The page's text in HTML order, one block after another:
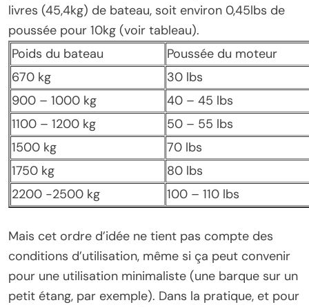
livres (45,4kg) de bateau, soit environ 0,45lbs de
poussée pour 10kg (voir tableau).
Poids du bateau
Poussée du moteur
670 kg
30 lbs
900 – 1000 kg
40 – 45 lbs
1100 – 1200 kg
50 – 55 lbs
1500 kg
70 lbs
1750 kg
80 lbs
2200 -2500 kg
100 – 110 lbs
Mais cet ordre d’idée ne tient pas compte des
conditions d’utilisation, même si ça peut convenir
pour une utilisation minimaliste (une barque sur un
petit étang, par exemple). Dans la pratique, et pour